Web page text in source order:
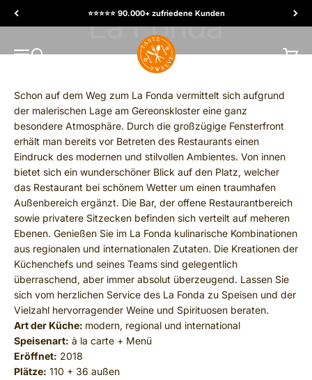
⭐️⭐️⭐️⭐️⭐️ 90.000+ zufriedene Kunden
MENU
Search
TasteTwelve
Cart
Schon auf dem Weg zum La Fonda vermittelt sich aufgrund
der malerischen Lage am Gereonskloster eine ganz
besondere Atmosphäre. Durch die großzügige Fensterfront
erhält man bereits vor Betreten des Restaurants einen
Eindruck des modernen und stilvollen Ambientes. Von innen
bietet sich ein wunderschöner Blick auf den Platz, welcher
das Restaurant bei schönem Wetter um einen traumhafen
Außenbereich ergänzt. Die Bar, der offene Restaurantbereich
sowie privatere Sitzecken befinden sich verteilt auf meheren
Ebenen. Genießen Sie im La Fonda kulinarische Kombinationen
aus regionalen und internationalen Zutaten. Die Kreationen der
Küchenchefs und seines Teams sind gelegentlich
überraschend, aber immer absolut überzeugend. Lassen Sie
sich vom herzlichen Service des La Fonda zu Speisen und der
Vielzahl hervorragender Weine und Spirituosen beraten.
Art der Küche: modern, regional und international
Speisenart: à la carte + Menü
Eröffnet: 2018
Plätze: 110 + 36 außen